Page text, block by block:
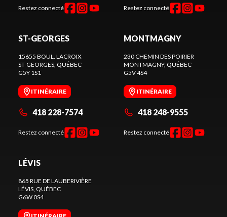
Restez connecté Restez connecté
ST-GEORGES
15655 BOUL. LACROIX
ST-GEORGES , QUÉBEC
G5Y 1S1
ITINÉRAIRE
418 228-7574
Restez connecté
MONTMAGNY
230 CHEMIN DES POIRIER
MONTMAGNY, QUÉBEC
G5V 4S4
ITINÉRAIRE
418 248-9555
Restez connecté
LÉVIS
865 RUE DE LAUBERIVIÈRE
LÉVIS , QUÉBEC
G6W 0S4